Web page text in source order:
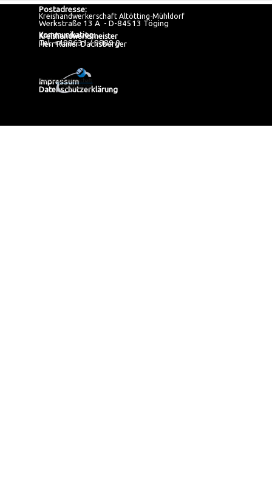
Postadresse:
Kommunikation:
Kreishandwerksmeister
Tel. +498631 / 9889 0
Herr Rainer Dachsberger
Kreishandwerkerschaft Altötting-Mühldorf
Werkstraße 13 A  - D-84513 Töging
Datenschutzerklärung
Impressum